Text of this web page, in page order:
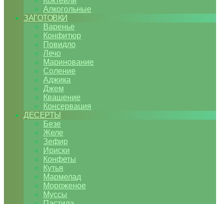
Алкогольные
ЗАГОТОВКИ
Варенье
Конфитюр
Повидло
Лечо
Маринование
Соление
Аджика
Джем
Квашение
Консервация
ДЕСЕРТЫ
Безе
Желе
Зефир
Ириски
Конфеты
Кутья
Мармелад
Мороженое
Муссы